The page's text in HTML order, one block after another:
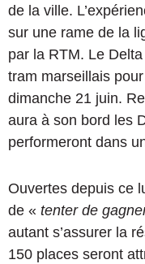
de la ville.
sur une rame de la
par la RTM. Le
tram marseillais
dimanche 21 juin.
aura à son bord les
performeront dans
Ouvertes depuis ce
de « tenter de
autant s’assurer la
150 places seront